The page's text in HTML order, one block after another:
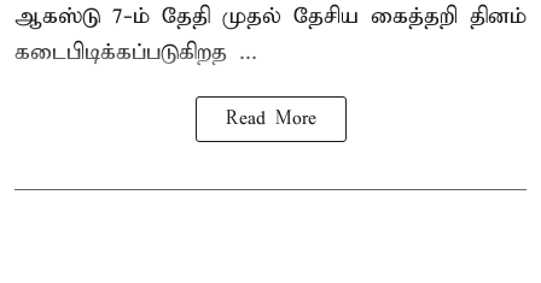
ஆகஸ்டு 7-ம் தேதி முதல் தேசிய கைத்தறி தினம்
கடைபிடிக்கப்படுகிறத ...
Read More